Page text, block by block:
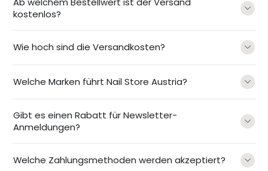
kostenlos?
Wie hoch sind die Versandkosten?
Welche Marken führt Nail Store Austria?
Gibt es einen Rabatt für Newsletter-
Anmeldungen?
Welche Zahlungsmethoden werden akzeptiert?